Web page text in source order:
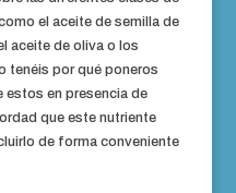
el aceite de semilla de
aceite de oliva o los
tenéis por qué poneros
estos en presencia de
que este nutriente
de forma conveniente